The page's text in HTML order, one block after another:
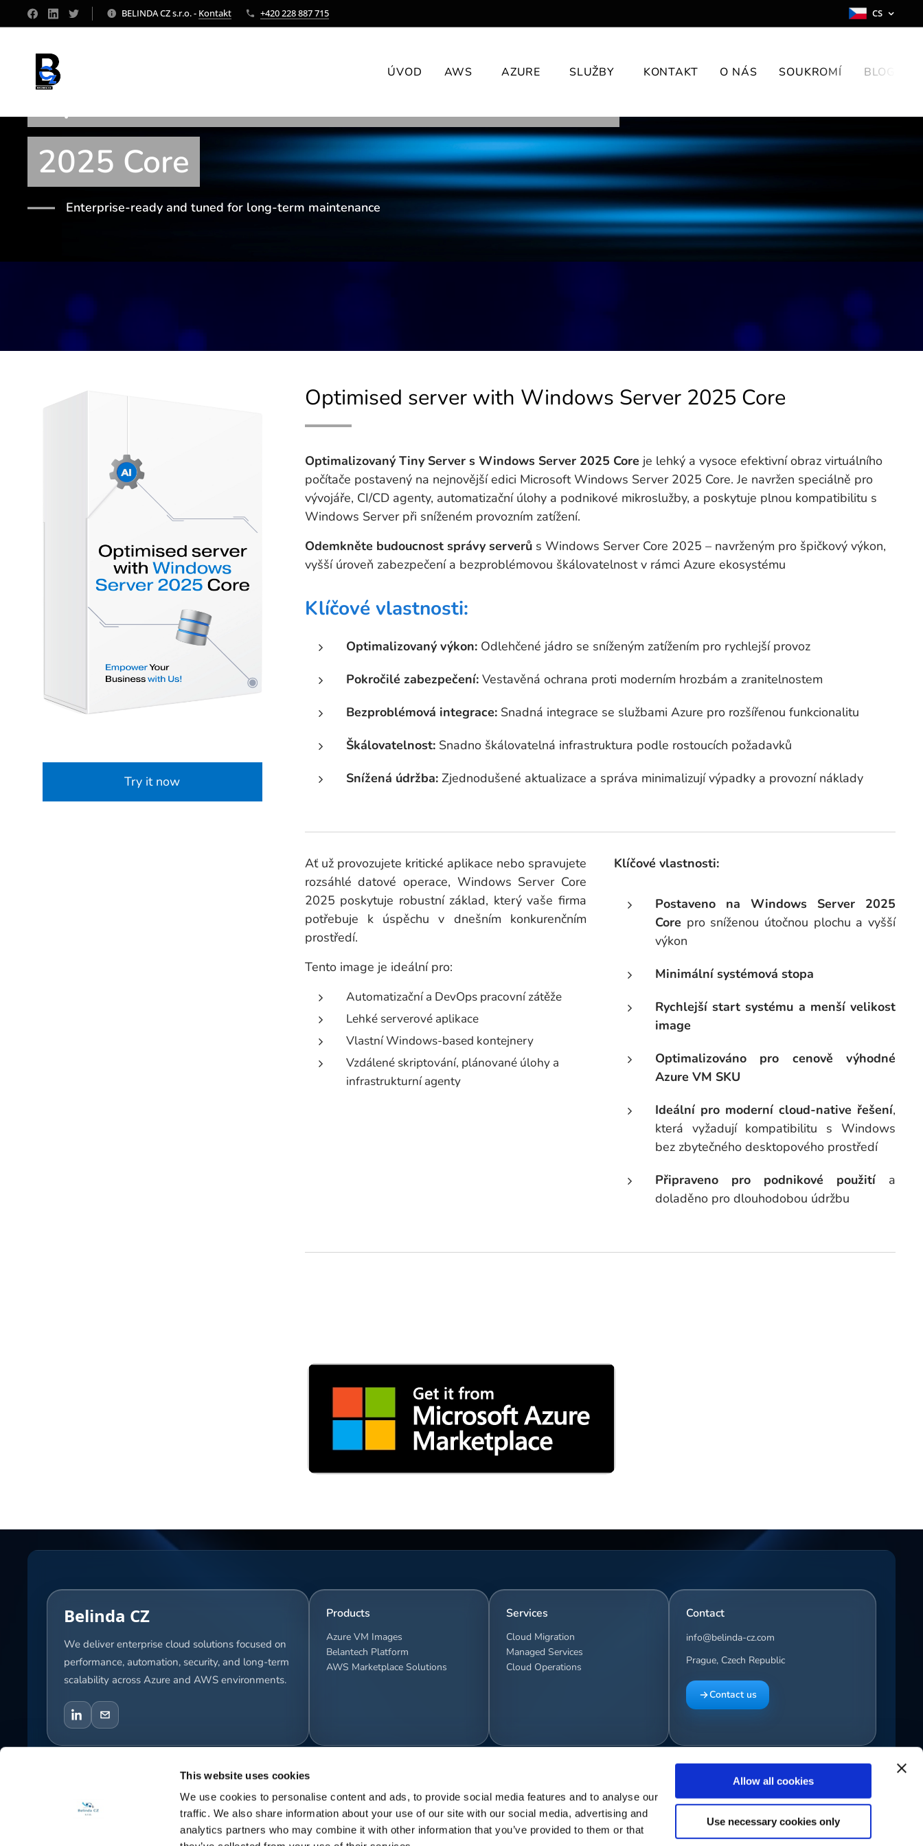
This website uses cookies
We use cookies to personalise content and ads, to provide social media features and to analyse our
traffic. We also share information about your use of our site with our social media, advertising and
analytics partners who may combine it with other information that you’ve provided to them or that
Allow all cookies
Use necessary cookies only
BELINDA CZ s.r.o. - Kontakt +420 228 887 715 CS
ÚVOD AWS AZURE SLUŽBY KONTAKT O NÁS SOUKROMÍ BLOG
Optimised server with Windows Server
2025 Core
Enterprise-ready and tuned for long-term maintenance
Try it now
Optimised server with Windows Server 2025 Core
Optimalizovaný Tiny Server s Windows Server 2025 Core je lehký a vysoce efektivní obraz virtuálního
počítače postavený na nejnovější edici Microsoft Windows Server 2025 Core. Je navržen speciálně pro
vývojáře, CI/CD agenty, automatizační úlohy a podnikové mikroslužby, a poskytuje plnou kompatibilitu s
Windows Server při sníženém provozním zatížení.
Odemkněte budoucnost správy serverůs Windows Server Core 2025 – navrženým pro špičkový výkon,
vyšší úroveň zabezpečení a bezproblémovou škálovatelnost v rámci Azure ekosystému
Klíčové vlastnosti:
Optimalizovaný výkon:Odlehčené jádro se sníženým zatížením pro rychlejší provoz
Pokročilé zabezpečení:Vestavěná ochrana proti moderním hrozbám a zranitelnostem
Bezproblémová integrace:Snadná integrace se službami Azure pro rozšířenou funkcionalitu
Škálovatelnost:Snadno škálovatelná infrastruktura podle rostoucích požadavků
Snížená údržba:Zjednodušené aktualizace a správa minimalizují výpadky a provozní náklady
Ať už provozujete kritické aplikace nebo spravujete
rozsáhlé datové operace, Windows Server Core
2025 poskytuje robustní základ, který vaše firma
potřebuje k úspěchu v dnešním konkurenčním
prostředí.
Tento image je ideální pro:
Automatizační a DevOps pracovní zátěže
Lehké serverové aplikace
Vlastní Windows-based kontejnery
Vzdálené skriptování, plánované úlohy a
infrastrukturní agenty
Klíčové vlastnosti:
Postaveno na Windows Server 2025
Core pro sníženou útočnou plochu a vyšší
výkon
Minimální systémová stopa
Rychlejší start systému a menší velikost
image
Optimalizováno pro cenově výhodné
Azure VM SKU
Ideální pro moderní cloud-native řešení,
která vyžadují kompatibilitu s Windows
bez zbytečného desktopového prostředí
Připraveno pro podnikové použitía
doladěno pro dlouhodobou údržbu
Belinda CZ
We deliver enterprise cloud solutions focused on
performance, automation, security, and long-term
scalability across Azure and AWS environments.
Products
Azure VM Images
Belantech Platform
AWS Marketplace Solutions
Services
Cloud Migration
Managed Services
Cloud Operations
Contact
info@belinda-cz.com
Prague, Czech Republic
Contact us
Privacy PolicyTerms & Conditions